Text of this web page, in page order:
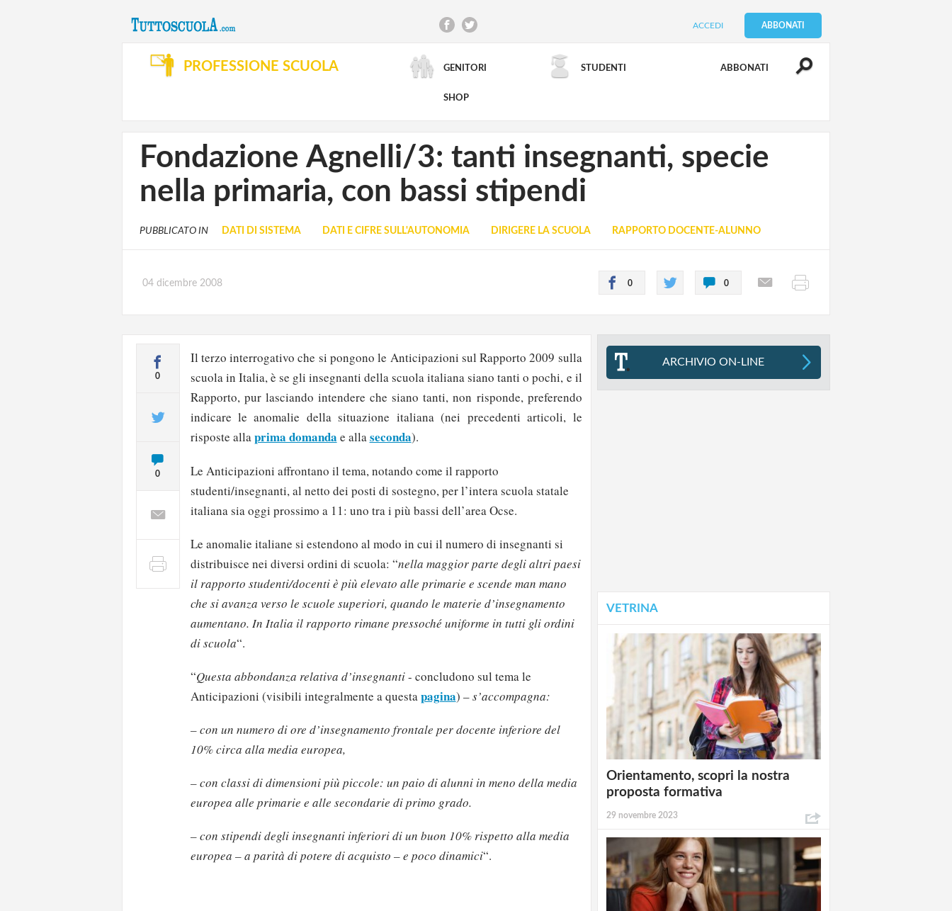
ACCEDI ABBONATI
PROFESSIONE SCUOLA GENITORI STUDENTI ABBONATI
SHOP
RICERCA AVANZATA
Fondazione Agnelli/3: tanti insegnanti, specie
nella primaria, con bassi stipendi
PUBBLICATO IN DATI DI SISTEMA DATI E CIFRE SULL'AUTONOMIA DIRIGERE LA SCUOLA RAPPORTO DOCENTE-ALUNNO
04 dicembre 2008 0 0
0
0
Il terzo interrogativo che si pongono le Anticipazioni sul Rapporto 2009 sulla
scuola in Italia, è se gli insegnanti della scuola italiana siano tanti o pochi, e il
Rapporto, pur lasciando intendere che siano tanti, non risponde, preferendo
indicare le anomalie della situazione italiana (nei precedenti articoli, le
risposte allaprima domanda e allaseconda).
Le Anticipazioni affrontano il tema, notando come il rapporto
studenti/insegnanti, al netto dei posti di sostegno, per l’intera scuola statale
italiana sia oggi prossimo a 11: uno tra i più bassi dell’area Ocse.
Le anomalie italiane si estendono al modo in cui il numero di insegnanti si
distribuisce nei diversi ordini di scuola: “nella maggior parte degli altri paesi
il rapporto studenti/docenti è più elevato alle primarie e scende man mano
che si avanza verso le scuole superiori, quando le materie d’insegnamento
aumentano. In Italia il rapporto rimane pressoché uniforme in tutti gli ordini
di scuola“.
“Questa abbondanza relativa d’insegnanti- concludono sul tema le
Anticipazioni (visibili integralmente a questapagina) –s’accompagna:
–con un numero di ore d’insegnamento frontale per docente inferiore del
10% circa alla media europea,
–con classi di dimensioni più piccole: un paio di alunni in meno della media
europea alle primarie e alle secondarie di primo grado.
–con stipendi degli insegnanti inferiori di un buon 10% rispetto alla media
europea – a parità di potere di acquisto – e poco dinamici“.
Solo gli utenti registrati possono commentare!
ARCHIVIO ON-LINE
VETRINA
Orientamento, scopri la nostra
proposta formativa
29 novembre 2023